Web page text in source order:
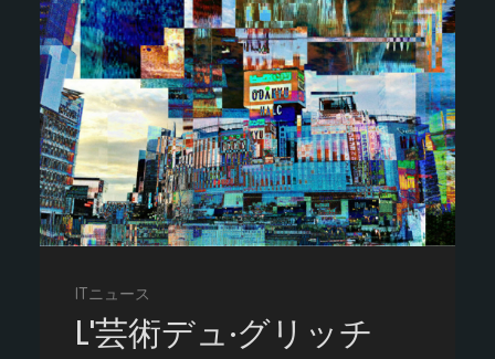
ITニュース
L'芸術デュ·グリッチ